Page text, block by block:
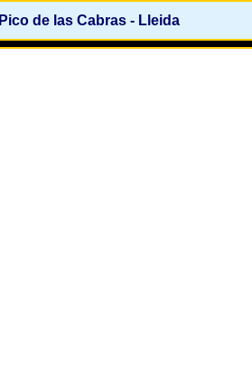
Pico de las Cabras - Lleida